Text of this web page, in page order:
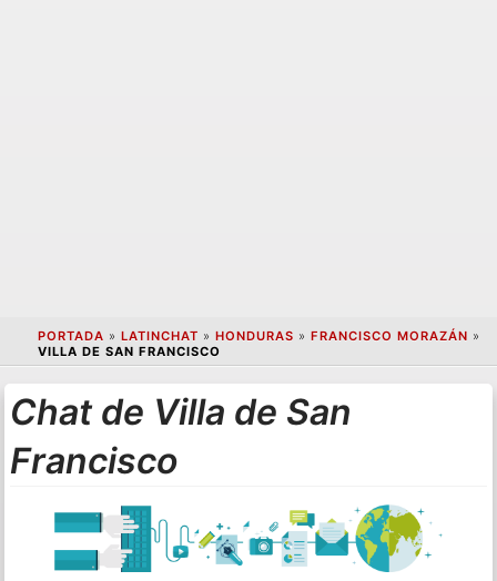
PORTADA » LATINCHAT » HONDURAS » FRANCISCO MORAZÁN »
VILLA DE SAN FRANCISCO
Chat de Villa de San
Francisco